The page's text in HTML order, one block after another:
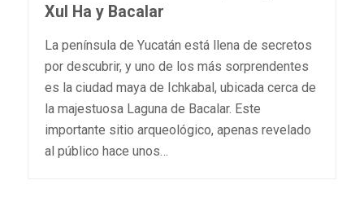
Xul Ha y Bacalar
La península de Yucatán está llena de secretos
por descubrir, y uno de los más sorprendentes
es la ciudad maya de Ichkabal, ubicada cerca de
la majestuosa Laguna de Bacalar. Este
importante sitio arqueológico, apenas revelado
al público hace unos…